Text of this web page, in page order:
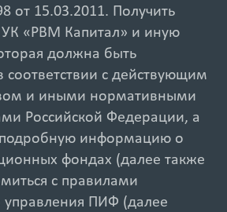
от 15.03.2011. Получить
«РВМ Капитал» и иную
должна быть
соответствии с действующим
и иными нормативными
Российской Федерации, а
подробную информацию о
фондах (далее также
с правилами
управления ПИФ (далее